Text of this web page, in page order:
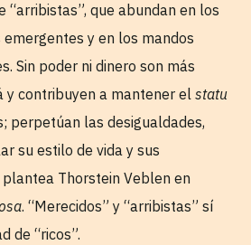
“arribistas”, que abundan en los
y en los mandos
Sin poder ni dinero son más
y contribuyen a mantener el statu
perpetúan las desigualdades,
su estilo de vida y sus
Thorstein Veblen en
. “Merecidos” y “arribistas” sí
de “ricos”.